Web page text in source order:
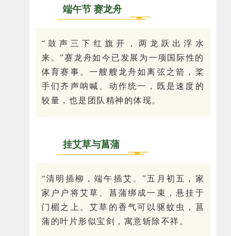
端午节 赛龙舟
“鼓声三下红旗开，两龙跃出浮水
来。”赛龙舟如今已发展为一项国际性的
体育赛事。一艘艘龙舟如离弦之箭，桨
手们齐声呐喊、动作统一，既是速度的
较量，也是团队精神的体现。
挂艾草与菖蒲
“清明插柳，端午插艾。”五月初五，家
家户户将艾草、菖蒲绑成一束，悬挂于
门楣之上。艾草的香气可以驱蚊虫，菖
蒲的叶片形似宝剑，寓意斩除不祥。